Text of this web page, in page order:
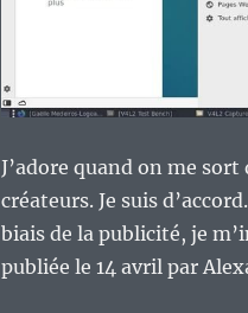
J’adore quand on me
créateurs. Je suis
biais de la publicité, je
publiée le 14 avril par